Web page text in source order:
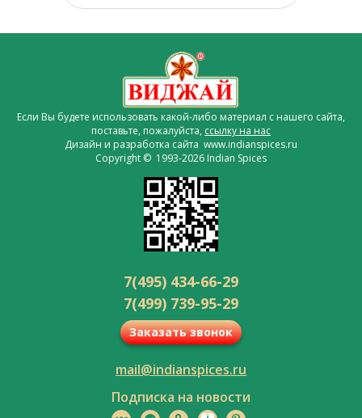
Если Вы будете использовать какой-либо материал с нашего сайта,
поставьте, пожалуйста, ссылку на нас
Дизайн и разработка сайта www.indianspices.ru
Copyright © 1993-2026 Indian Spices
7(495) 434-66-29
7(499) 739-95-29
Заказать звонок
mail@indianspices.ru
Подписка на новости